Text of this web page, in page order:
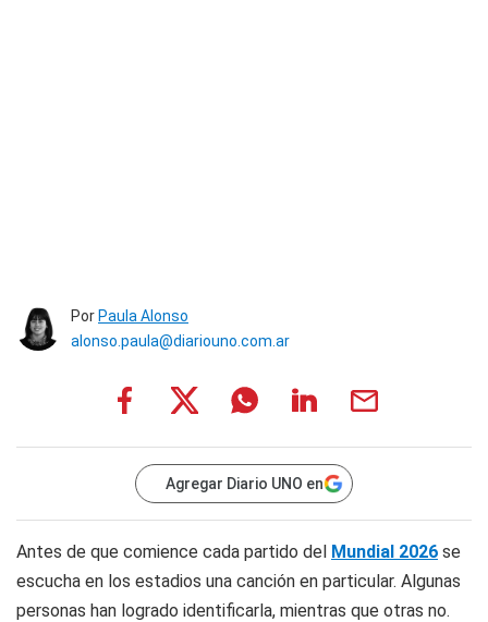
Por Paula Alonso
alonso.paula@diariouno.com.ar
Agregar Diario UNO en
Antes de que comience cada partido del Mundial 2026 se
escucha en los estadios una canción en particular. Algunas
personas han logrado identificarla, mientras que otras no.